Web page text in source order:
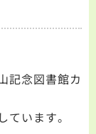
記念図書館カ
しています。